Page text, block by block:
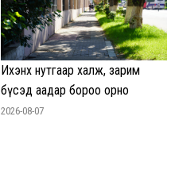
Ихэнх нутгаар халж, зарим
бүсэд аадар бороо орно
2026-08-07